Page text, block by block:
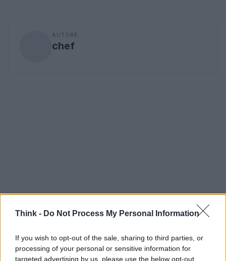
Think - Do Not Process My Personal Information
If you wish to opt-out of the sale, sharing to third parties, or
processing of your personal or sensitive information for
targeted advertising by us, please use the below opt-out
AUTORE
chef